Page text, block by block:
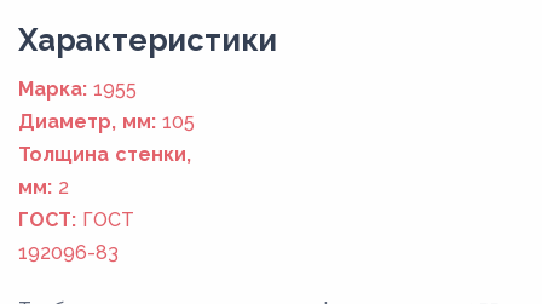
Xарактеристики
Марка: 1955
Диаметр, мм: 105
Толщина стенки,
мм: 2
ГОСТ: ГОСТ
192096-83